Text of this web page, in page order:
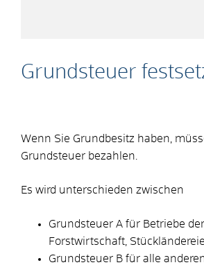
Grundsteuer
Wenn Sie Grundbesitz haben,
Grundsteuer bezahlen.
Es wird unterschieden zwischen
Grundsteuer A für Betriebe
Forstwirtschaft,
Grundsteuer B für alle